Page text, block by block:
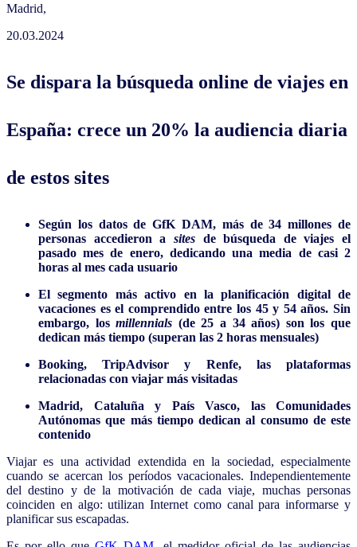
Madrid,
20.03.2024
Se dispara la búsqueda online de viajes en
España: crece un 20% la audiencia diaria
de estos sites
Según los datos de GfK DAM, más de 34 millones de
personas accedieron a sitesde búsqueda de viajes el
pasado mes de enero, dedicando una media de casi 2
horas al mes cada usuario
El segmento más activo en la planificación digital de
vacaciones es el comprendido entre los 45 y 54 años. Sin
embargo, losmillennials (de 25 a 34 años) son los que
dedican más tiempo (superan las 2 horas mensuales)
Booking, TripAdvisor y Renfe, las plataformas
relacionadas con viajar más visitadas
Madrid, Cataluña y País Vasco, las Comunidades
Autónomas que más tiempo dedican al consumo de este
contenido
Viajar es una actividad extendida en la sociedad, especialmente
cuando se acercan los períodos vacacionales. Independientemente
del destino y de la motivación de cada viaje, muchas personas
coinciden en algo: utilizan Internet como canal para informarse y
planificar sus escapadas.